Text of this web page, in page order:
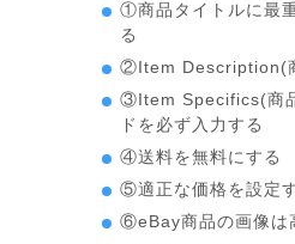
①商品タイトルに最
る
②Item Description(
③Item Specifics(商
ドを必ず入力する
④送料を無料にする
⑤適正な価格を設定
⑥eBay商品の画像は